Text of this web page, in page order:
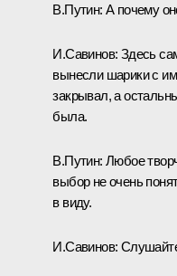
В.Путин: А почему
И.Савинов: Здесь
вынесли шарики с
закрывал, а
была.
В.Путин: Любое
выбор не очень
в виду.
И.Савинов: